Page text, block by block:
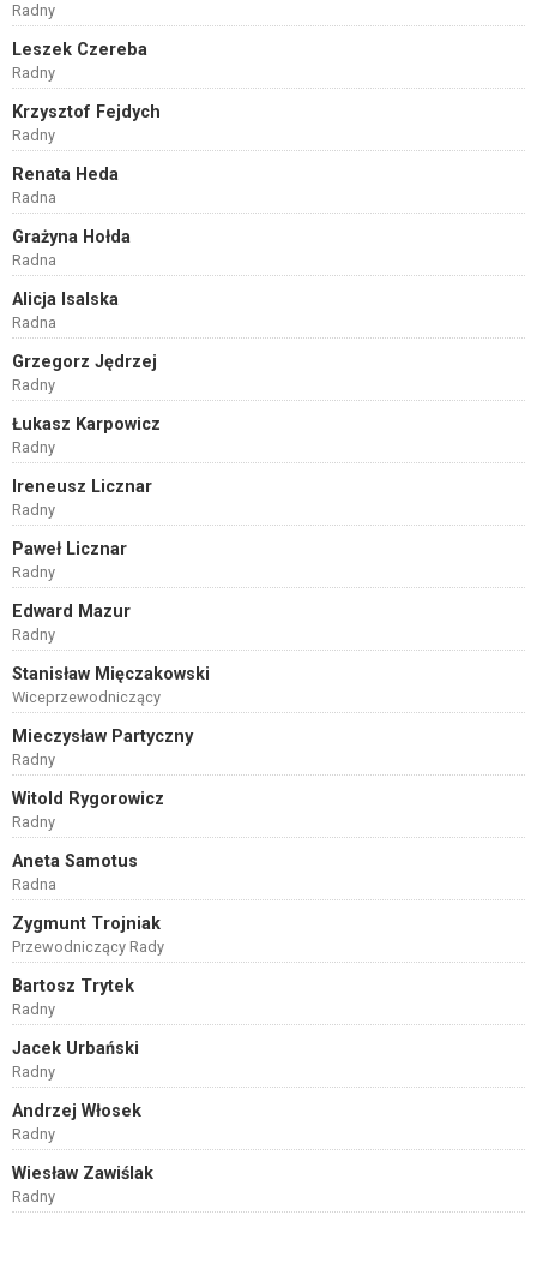
Radny
Leszek Czereba
Radny
Krzysztof Fejdych
Radny
Renata Heda
Radna
Grażyna Hołda
Radna
Alicja Isalska
Radna
Grzegorz Jędrzej
Radny
Łukasz Karpowicz
Radny
Ireneusz Licznar
Radny
Paweł Licznar
Radny
Edward Mazur
Radny
Stanisław Mięczakowski
Wiceprzewodniczący
Mieczysław Partyczny
Radny
Witold Rygorowicz
Radny
Aneta Samotus
Radna
Zygmunt Trojniak
Przewodniczący Rady
Bartosz Trytek
Radny
Jacek Urbański
Radny
Andrzej Włosek
Radny
Wiesław Zawiślak
Radny